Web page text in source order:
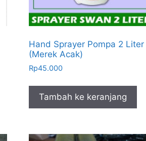
Hand Sprayer Pompa 2 Liter
(Merek Acak)
Rp45.000
Tambah ke keranjang